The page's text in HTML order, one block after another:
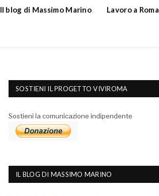
Il blog di Massimo Marino Lavoro a Roma
SOSTIENI IL PROGETTO VIVIROMA
Sostieni la comunicazione indipendente
IL BLOG DI MASSIMO MARINO